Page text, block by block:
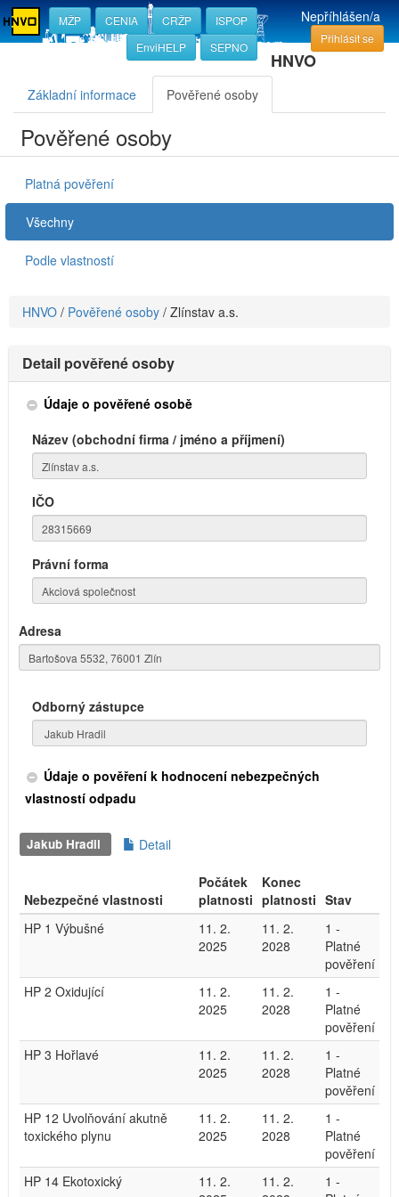
MŽP CENIA CRŽP
ISPOP
EnviHELP
SEPNO
Nepříhlášen/a
Přihlásit se
HNVO
Základní informace Pověřené osoby
Pověřené osoby
Platná pověření
Všechny
Podle vlastností
HNVO / Pověřené osoby / Zlínstav a.s.
Detail pověřené osoby
Údaje o pověřené osobě
Název (obchodní firma / jméno a příjmení)
IČO
Právní forma
Adresa
Odborný zástupce
Údaje o pověření k hodnocení nebezpečných
vlastností odpadu
Jakub Hradil Detail
Nebezpečné vlastnosti
Počátek
platnosti
Konec
platnosti Stav
HP 1 Výbušné
11. 2.
2025
11. 2.
2028
1 -
Platné
pověření
HP 2 Oxidující
11. 2.
2025
11. 2.
2028
1 -
Platné
pověření
HP 3 Hořlavé
11. 2.
2025
11. 2.
2028
1 -
Platné
pověření
HP 12 Uvolňování akutně
toxického plynu
11. 2.
2025
11. 2.
2028
1 -
Platné
pověření
HP 14 Ekotoxický
11. 2.
11. 2.
1 -